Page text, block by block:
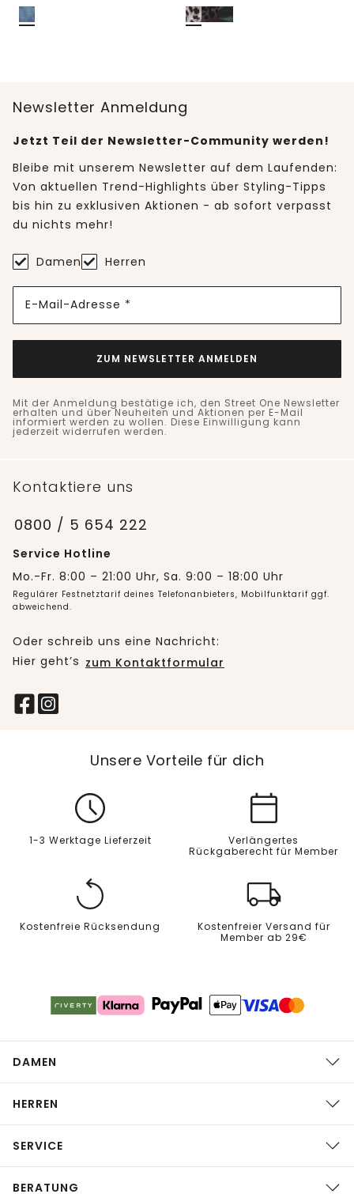
Newsletter Anmeldung
Jetzt Teil der Newsletter-Community werden!
Bleibe mit unserem Newsletter auf dem Laufenden:
Von aktuellen Trend-Highlights über Styling-Tipps
bis hin zu exklusiven Aktionen - ab sofort verpasst
du nichts mehr!
Damen Herren
E-Mail-Adresse *
ZUM NEWSLETTER ANMELDEN
Mit der Anmeldung bestätige ich, den Street One Newsletter
erhalten und über Neuheiten und Aktionen per E-Mail
informiert werden zu wollen. Diese Einwilligung kann
jederzeit widerrufen werden.
Kontaktiere uns
0800 / 5 654 222
Service Hotline
Mo.-Fr. 8:00 – 21:00 Uhr, Sa. 9:00 – 18:00 Uhr
Regulärer Festnetztarif deines Telefonanbieters, Mobilfunktarif ggf.
abweichend.
Oder schreib uns eine Nachricht:
Hier geht’s zum Kontaktformular
Unsere Vorteile für dich
1-3 Werktage Lieferzeit
Verlängertes
Rückgaberecht für Member
Kostenfreie Rücksendung
Kostenfreier Versand für
Member ab 29€
DAMEN
HERREN
SERVICE
BERATUNG